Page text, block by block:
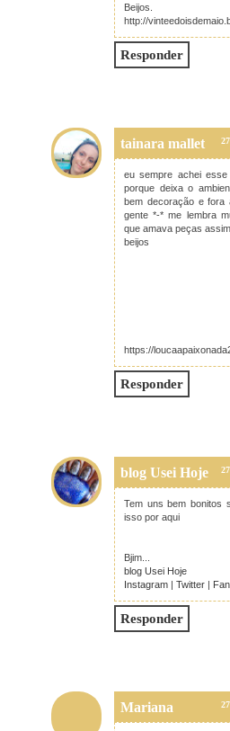
Beijos.
http://
Responder
tainara mallet
eu sempre achei
porque deixa o
bem decoração e fora
gente *-* me lembra
que amava peças
beijos
https://
Responder
blog Usei Hoje
Tem uns bem bonitos
isso por aqui
Bjim...
blog Usei Hoje
Instagram | Twitter |
Responder
Mariana